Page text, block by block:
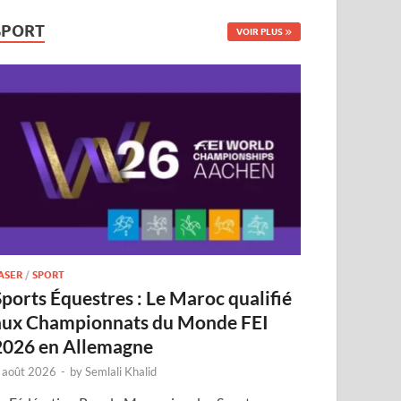
VOIR PLUS
/SPORT
Équestres : Le Maroc qualifié
Championnats du Monde FEI
en Allemagne
2026 - bySemlali Khalid